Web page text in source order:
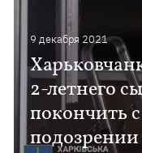
9 декабря 2021
2-летнего
покончить
подозрении